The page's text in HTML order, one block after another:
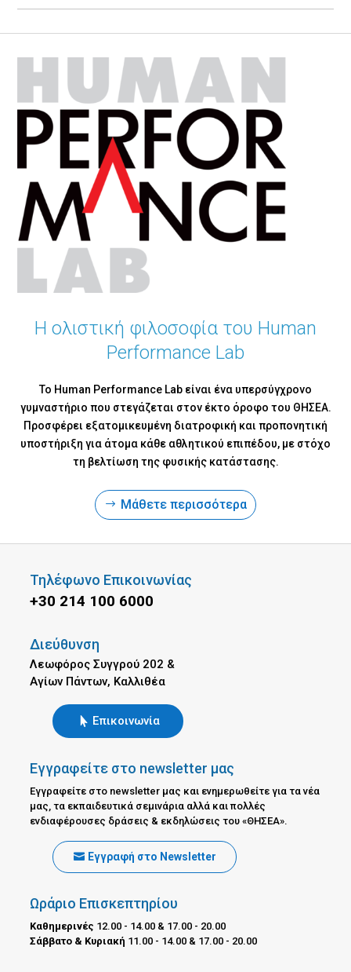
Η ολιστική φιλοσοφία του Human
Performance Lab
Το Human Performance Lab είναι ένα υπερσύγχρονο
γυμναστήριο που στεγάζεται στον έκτο όροφο του ΘΗΣΕΑ.
Προσφέρει εξατομικευμένη διατροφική και προπονητική
υποστήριξη για άτομα κάθε αθλητικού επιπέδου, με στόχο
τη βελτίωση της φυσικής κατάστασης.
Μάθετε περισσότερα
Τηλέφωνο Επικοινωνίας
+30 214 100 6000
Διεύθυνση
Λεωφόρος Συγγρού 202 &
Αγίων Πάντων, Καλλιθέα
Επικοινωνία
Εγγραφείτε στο newsletter μας
Εγγραφείτε στο newsletter μας και ενημερωθείτε για τα νέα
μας, τα εκπαιδευτικά σεμινάρια αλλά και πολλές
ενδιαφέρουσες δράσεις & εκδηλώσεις του «ΘΗΣΕΑ».
Εγγραφή στο Newsletter
Ωράριο Επισκεπτηρίου
Καθημερινές 12.00 - 14.00 & 17.00 - 20.00
Σάββατο & Κυριακή 11.00 - 14.00 & 17.00 - 20.00